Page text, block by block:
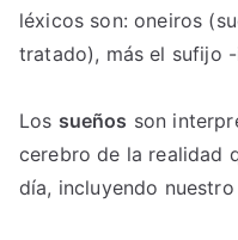
léxicos son: oneiros
tratado), más el sufijo
Los sueños son
cerebro de la realidad
día, incluyendo